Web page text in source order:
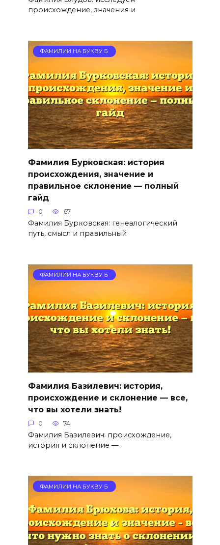
происхождение, значения и
ФАМИЛИИ НА БУКВУ Б
Фамилия Бурковская: история
происхождения, значение и
правильное склонение — полный
гайд
0 67
Фамилия Бурковская: генеалогический
путь, смысл и правильный
ФАМИЛИИ НА БУКВУ Б
Фамилия Базилевич: история,
происхождение и склонение — все,
что вы хотели знать!
0 74
Фамилия Базилевич: происхождение,
история и склонение —
ФАМИЛИИ НА БУКВУ Б